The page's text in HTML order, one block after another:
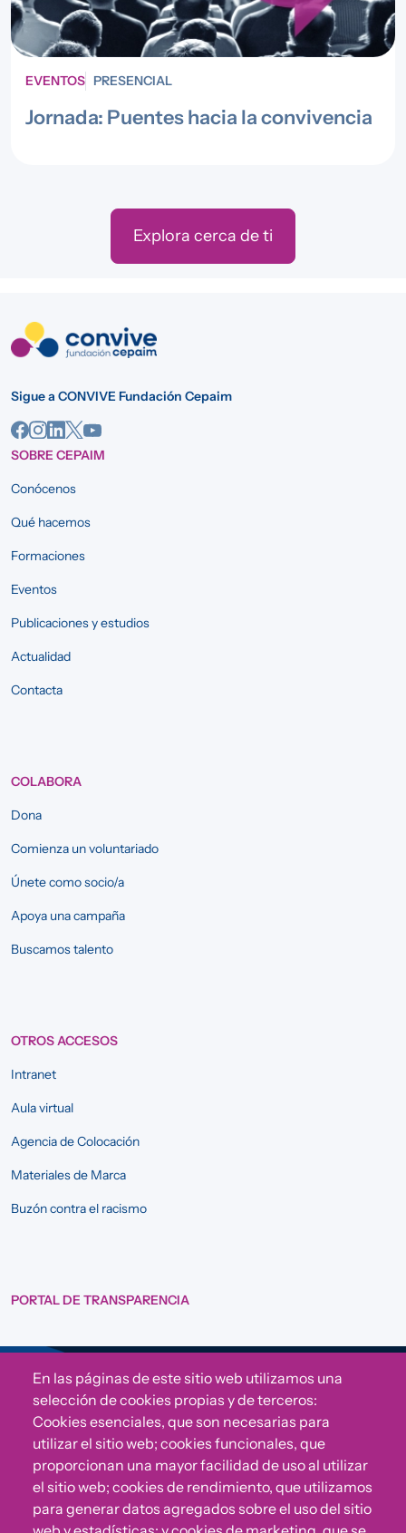
EVENTOS PRESENCIAL
Jornada: Puentes hacia la convivencia
Explora cerca de ti
Sigue a CONVIVE Fundación Cepaim
SOBRE CEPAIM
Conócenos
Qué hacemos
Formaciones
Eventos
Publicaciones y estudios
Actualidad
Contacta
COLABORA
Dona
Comienza un voluntariado
Únete como socio/a
Apoya una campaña
Buscamos talento
OTROS ACCESOS
Intranet
Aula virtual
Agencia de Colocación
Materiales de Marca
Buzón contra el racismo
PORTAL DE TRANSPARENCIA
Sigue a Comunidad CONVIVE
En las páginas de este sitio web utilizamos una
selección de cookies propias y de terceros:
Cookies esenciales, que son necesarias para
utilizar el sitio web; cookies funcionales, que
proporcionan una mayor facilidad de uso al utilizar
el sitio web; cookies de rendimiento, que utilizamos
para generar datos agregados sobre el uso del sitio